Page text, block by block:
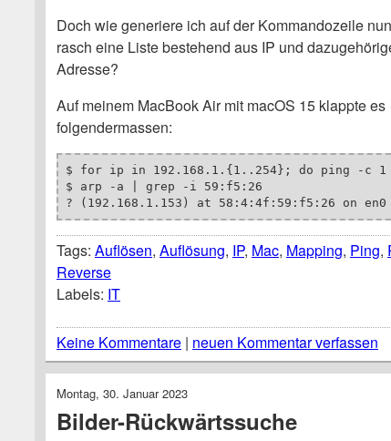
Doch wie generiere ich auf der Kommandozeile
rasch eine Liste bestehend aus IP und
Adresse?
Auf meinem MacBook Air mit macOS 15 klappte es
folgendermassen:
$ for ip in 192.168.1.{1..254}; do ping -c 1
$ arp -a | grep -i 59:f5:26
? (192.168.1.153) at 58:4:4f:59:f5:26 on
Tags: Auflösen, Auflösung, IP, Mac, Mapping, Ping,
Reverse
Labels: IT
Keine Kommentare | neuen Kommentar verfassen
Montag, 30. Januar 2023
Bilder-Rückwärtssuche